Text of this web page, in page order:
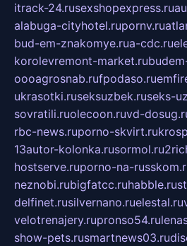
itrack-24.rusexshopexpress.ru
alabuga-cityhotel.rupornv.ru
bud-em-znakomye.rua-cdc.ru
korolevremont-market.ru
oooagrosnab.rufpodaso.ru
ukrasotki.ruseksuzbek.ruseks-
sovratili.ruolecoon.ruvd-
rbc-news.ruporno-skvirt.ru
13autor-kolonka.rusormol.ru
hostserve.ruporno-na-
neznobi.rubigfatcc.ruhabble.ru
delfinet.rusilvernano.ruelestal.ru
velotrenajery.rupronso54.ru
show-pets.rusmartnews03.ru